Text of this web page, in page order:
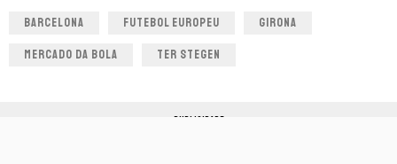
BARCELONA FUTEBOL EUROPEU GIRONA
MERCADO DA BOLA TER STEGEN
PUBLICIDADE